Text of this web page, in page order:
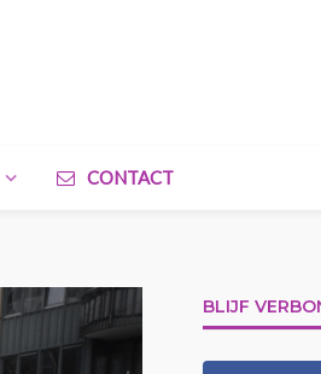
CONTACT
BLIJF